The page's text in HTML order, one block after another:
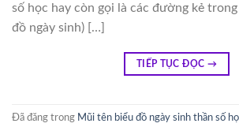
số học hay còn gọi là các đường kẻ
đồ ngày sinh) […]
TIẾP TỤC ĐỌC →
Đã đăng trong Mũi tên biểu đồ ngày sinh thần số